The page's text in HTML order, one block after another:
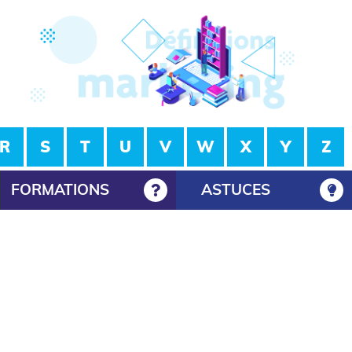
R S T U V W X Y Z
FORMATIONS ASTUCES